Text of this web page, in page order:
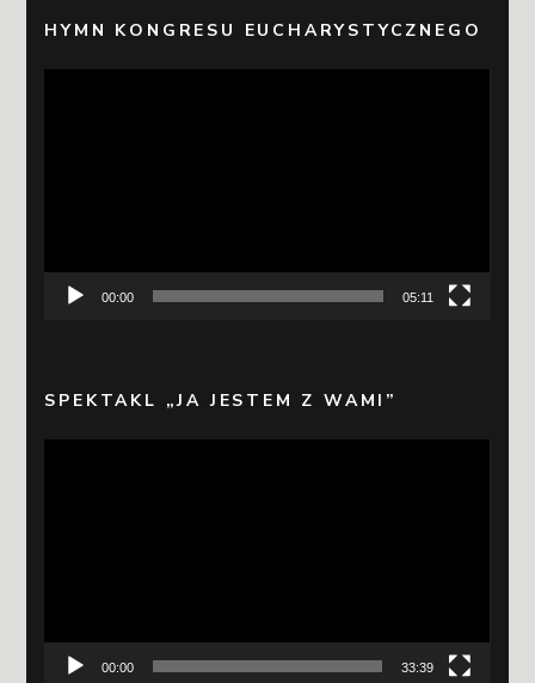
HYMN KONGRESU EUCHARYSTYCZNEGO
00:00 05:11
SPEKTAKL „JA JESTEM Z WAMI”
00:00 33:39